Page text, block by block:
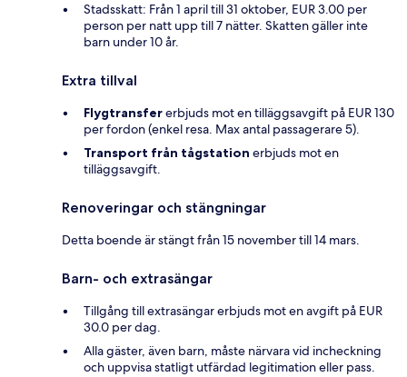
Stadsskatt: Från 1 april till 31 oktober, EUR 3.00 per
person per natt upp till 7 nätter. Skatten gäller inte
barn under 10 år.
Extra tillval
Flygtransfererbjuds mot en tilläggsavgift på EUR 130
per fordon (enkel resa. Max antal passagerare 5).
Transport från tågstation erbjuds mot en
tilläggsavgift.
Renoveringar och stängningar
Detta boende är stängt från 15 november till 14 mars.
Barn- och extrasängar
Tillgång till extrasängar erbjuds mot en avgift på EUR
30.0 per dag.
Alla gäster, även barn, måste närvara vid incheckning
och uppvisa statligt utfärdad legitimation eller pass.